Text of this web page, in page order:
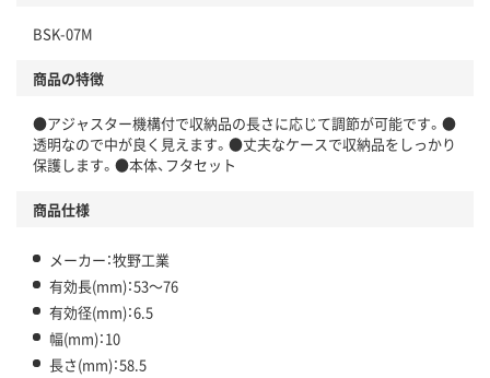
BSK-07M
商品の特徴
●アジャスター機構付で収納品の長さに応じて調節が可能です。●
透明なので中が良く見えます。●丈夫なケースで収納品をしっかり
保護します。●本体、フタセット
商品仕様
メーカー：牧野工業
有効長(mm)：53～76
有効径(mm)：6.5
幅(mm)：10
長さ(mm)：58.5